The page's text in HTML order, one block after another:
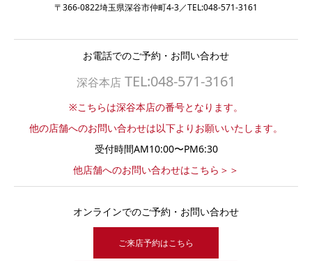
〒366-0822埼玉県深谷市仲町4-3／TEL:048-571-3161
お電話でのご予約・お問い合わせ
深谷本店 TEL:048-571-3161
※こちらは深谷本店の番号となります。
他の店舗へのお問い合わせは以下よりお願いいたします。
受付時間AM10:00〜PM6:30
他店舗へのお問い合わせはこちら＞＞
オンラインでのご予約・お問い合わせ
ご来店予約はこちら